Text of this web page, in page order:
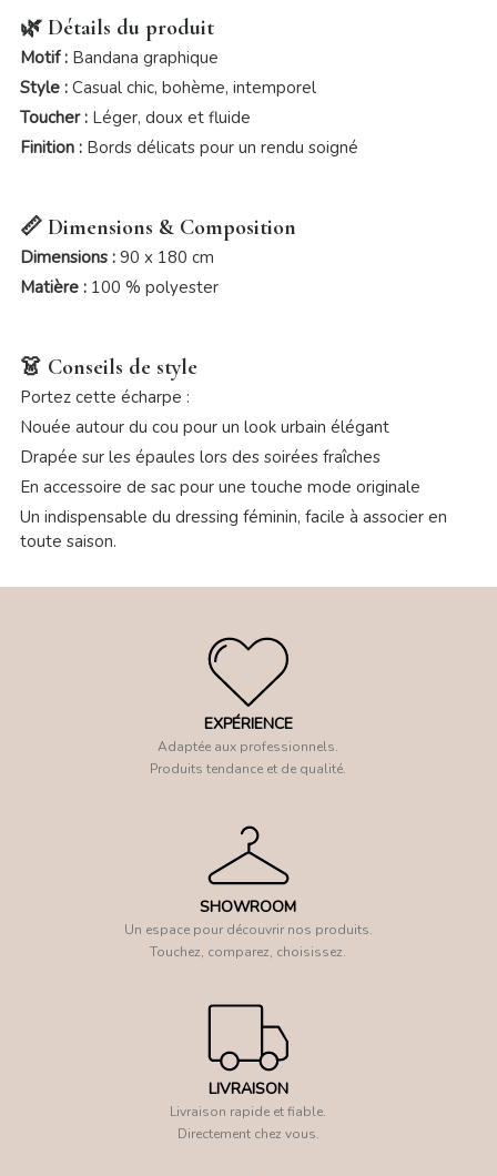
🌿 Détails du produit
Motif :Bandana graphique
Style :Casual chic, bohème, intemporel
Toucher :Léger, doux et fluide
Finition :Bords délicats pour un rendu soigné
📏 Dimensions & Composition
Dimensions :90 x 180 cm
Matière :100 % polyester
👗 Conseils de style
Portez cette écharpe :
Nouée autour du cou pour un look urbain élégant
Drapée sur les épaules lors des soirées fraîches
En accessoire de sac pour une touche mode originale
Un indispensable du dressing féminin, facile à associer en
toute saison.
EXPÉRIENCE
Adaptée aux professionnels.
Produits tendance et de qualité.
SHOWROOM
Un espace pour découvrir nos produits.
Touchez, comparez, choisissez.
LIVRAISON
Livraison rapide et fiable.
Directement chez vous.